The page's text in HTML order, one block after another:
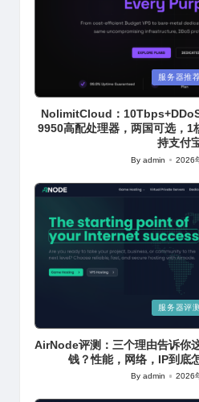
服务器推
NolimitCloud：
9950高配处理器，两国可选，1
持支付
Posted
Byadmin 2026
服务器评测
AirNode评测：三个理由告诉你
钱？性能，网络，IP到底
Posted
Byadmin 2026